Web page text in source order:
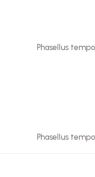
Phasellus
Phasellus